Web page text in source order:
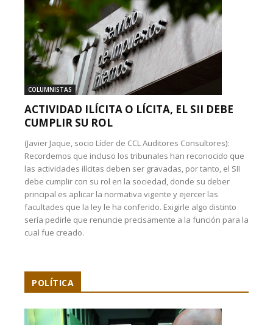
COLUMNISTAS
ACTIVIDAD ILÍCITA O LÍCITA, EL SII DEBE
CUMPLIR SU ROL
(Javier Jaque, socio Líder de CCL Auditores Consultores):
Recordemos que incluso los tribunales han reconocido que
las actividades ilícitas deben ser gravadas, por tanto, el SII
debe cumplir con su rol en la sociedad, donde su deber
principal es aplicar la normativa vigente y ejercer las
facultades que la ley le ha conferido. Exigirle algo distinto
sería pedirle que renuncie precisamente a la función para la
cual fue creado.
POLÍTICA